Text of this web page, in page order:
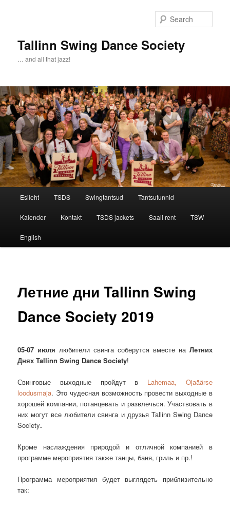
Tallinn Swing Dance Society
… and all that jazz!
Skip to primary content
Skip to secondary content
Esileht TSDS Swingtantsud Tantsutunnid
Kalender Kontakt TSDS jackets Saali rent TSW
English
Летние дни Tallinn Swing
Dance Society 2019
05-07 июлялюбители свинга соберутся вместе наЛетних
ДняхTallinn Swing Dance Society!
Свинговые выходные пройдут в Lahemaa, Ojaäärse
loodusmaja. Это чудесная возможность провести выходные в
хорошей компании, потанцевать и развлечься. Участвовать в
них могут все любители свинга и друзья Tallinn Swing Dance
Society.
Кроме наслаждения природой и отличной компанией в
программе мероприятия также танцы, баня, гриль и пр.!
Программа мероприятия будет выглядеть приблизительно
так: